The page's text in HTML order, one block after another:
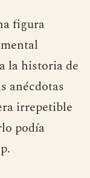
figura
la historia de
anécdotas
irrepetible
podía